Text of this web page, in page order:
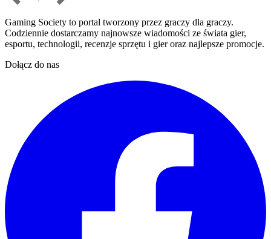
Gaming Society to portal tworzony przez graczy dla graczy.
Codziennie dostarczamy najnowsze wiadomości ze świata gier,
esportu, technologii, recenzje sprzętu i gier oraz najlepsze promocje.
Dołącz do nas